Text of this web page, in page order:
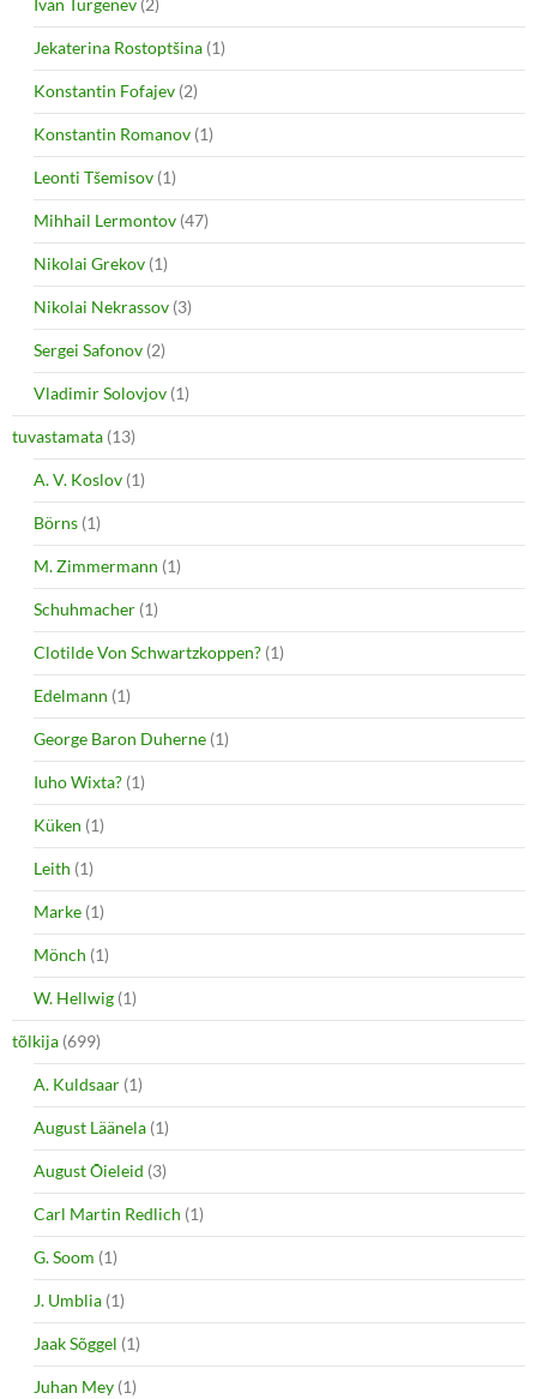
Ivan Turgenev (2)
Jekaterina Rostoptšina (1)
Konstantin Fofajev (2)
Konstantin Romanov (1)
Leonti Tšemisov (1)
Mihhail Lermontov (47)
Nikolai Grekov (1)
Nikolai Nekrassov (3)
Sergei Safonov (2)
Vladimir Solovjov (1)
tuvastamata (13)
A. V. Koslov (1)
Börns (1)
M. Zimmermann (1)
Schuhmacher (1)
Clotilde Von Schwartzkoppen? (1)
Edelmann (1)
George Baron Duherne (1)
Iuho Wixta? (1)
Küken (1)
Leith (1)
Marke (1)
Mönch (1)
W. Hellwig (1)
tõlkija (699)
A. Kuldsaar (1)
August Läänela (1)
August Õieleid (3)
Carl Martin Redlich (1)
G. Soom (1)
J. Umblia (1)
Jaak Sõggel (1)
Juhan Mey (1)